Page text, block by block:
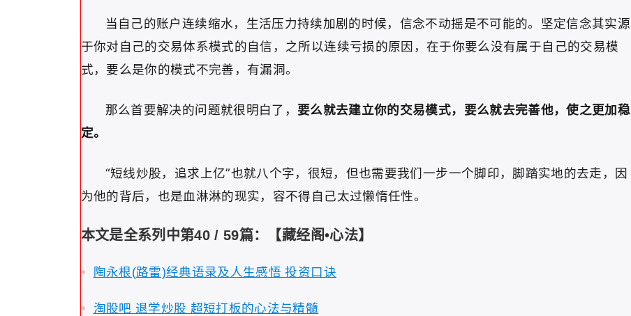
当自己的账户连续缩水，生活压力持续加剧的时候，信念不动摇是不可能的。坚定信念其实源
于你对自己的交易体系模式的自信，之所以连续亏损的原因，在于你要么没有属于自己的交易模
式，要么是你的模式不完善，有漏洞。
那么首要解决的问题就很明白了， 要么就去建立你的交易模式，要么就去完善他，使之更加稳
定。
“短线炒股，追求上亿”也就八个字，很短，但也需要我们一步一个脚印，脚踏实地的去走，因
为他的背后，也是血淋淋的现实，容不得自己太过懒惰任性。
本文是全系列中第40 / 59篇：【藏经阁•心法】
陶永根(路雷)经典语录及人生感悟 投资口诀
淘股吧 退学炒股 超短打板的心法与精髓